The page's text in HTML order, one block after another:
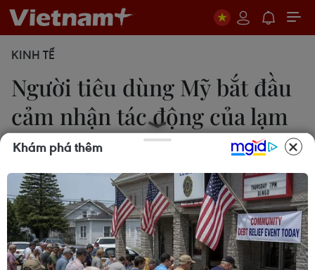
KINH TẾ
Người tiêu dùng Mỹ bắt đầu
cảm nhận tác động của lạm
phát
Lê Ánh
15/04/2022 04:15
Các hộ gia đình Mỹ đã bắt đầu cảm nhận tác
động của tình trạng giá cả tăng phi mã ở nhiều
Khám phá thêm